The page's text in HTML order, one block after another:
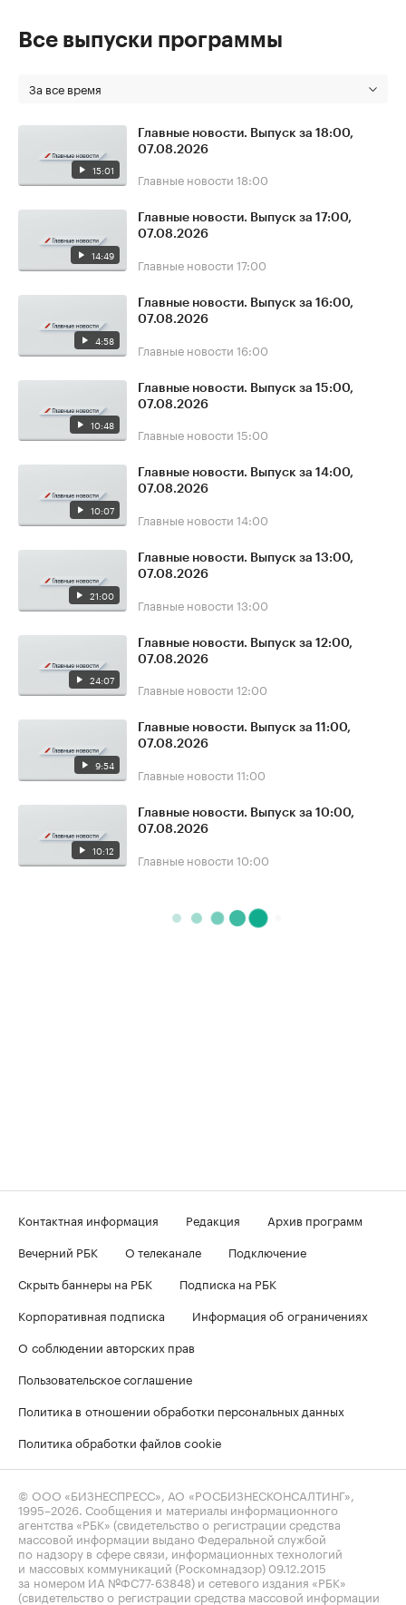
Все выпуски программы
За все время
15:01
Главные новости. Выпуск за 18:00,
07.08.2026
Главные новости 18:00
14:49
Главные новости. Выпуск за 17:00,
07.08.2026
Главные новости 17:00
4:58
Главные новости. Выпуск за 16:00,
07.08.2026
Главные новости 16:00
10:48
Главные новости. Выпуск за 15:00,
07.08.2026
Главные новости 15:00
10:07
Главные новости. Выпуск за 14:00,
07.08.2026
Главные новости 14:00
21:00
Главные новости. Выпуск за 13:00,
07.08.2026
Главные новости 13:00
24:07
Главные новости. Выпуск за 12:00,
07.08.2026
Главные новости 12:00
9:54
Главные новости. Выпуск за 11:00,
07.08.2026
Главные новости 11:00
10:12
Главные новости. Выпуск за 10:00,
07.08.2026
Главные новости 10:00
Контактная информация Редакция
Архив программ
Вечерний РБК
О телеканале
Подключение
Скрыть баннеры на РБК
Подписка на РБК
Корпоративная подписка
Информация об ограничениях
О соблюдении авторских прав
Пользовательское соглашение
Политика в отношении обработки персональных данных
Политика обработки файлов cookie
© ООО «БИЗНЕСПРЕСС», АО «РОСБИЗНЕСКОНСАЛТИНГ»,
1995–2026 . Сообщения и материалы информационного
агентства «РБК» (свидетельство о регистрации средства
массовой информации выдано Федеральной службой
по надзору в сфере связи, информационных технологий
и массовых коммуникаций (Роскомнадзор) 09.12.2015
за номером ИА №ФС77-63848) и сетевого издания «РБК»
(свидетельство о регистрации средства массовой информации